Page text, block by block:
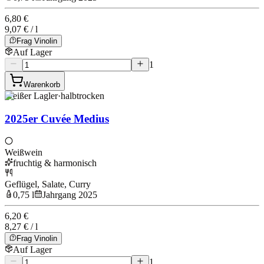
6,80 €
9,07 € / l
Frag Vinolin
Auf Lager
1
Warenkorb
Weißer Lagler·halbtrocken
2025er Cuvée Medius
Weißwein
fruchtig & harmonisch
Geflügel, Salate, Curry
0,75 l
Jahrgang 2025
6,20 €
8,27 € / l
Frag Vinolin
Auf Lager
1